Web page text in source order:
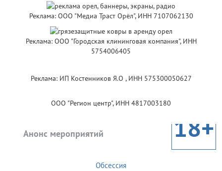
Реклама: ООО "Медиа Траст Орёл", ИНН 7107062130
Реклама: ООО "Городская клининговая компания", ИНН
5754006405
Реклама: ИП Костенников Я.О , ИНН 575300050627
ООО "Регион центр", ИНН 4817003180
Анонс мероприятий 18+
Обсессия